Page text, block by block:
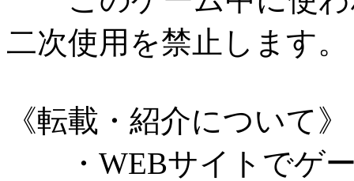
二次使用を禁止します。
《転載・紹介について》
・WEBサイトでゲー